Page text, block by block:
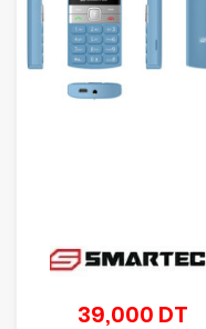
39,000 DTPrix